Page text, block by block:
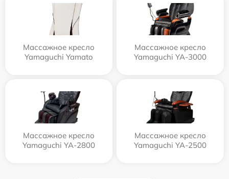
Массажное кресло
Yamaguchi Yamato
Массажное кресло
Yamaguchi YA-3000
Массажное кресло
Yamaguchi YA-2800
Массажное кресло
Yamaguchi YA-2500